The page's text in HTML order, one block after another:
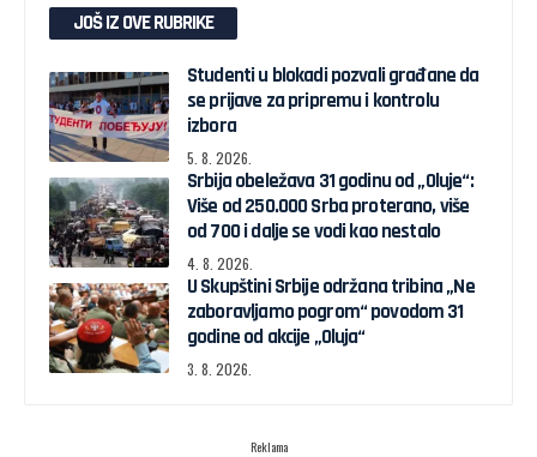
JOŠ IZ OVE RUBRIKE
Studenti u blokadi pozvali građane da
se prijave za pripremu i kontrolu
izbora
5. 8. 2026.
Srbija obeležava 31 godinu od „Oluje“:
Više od 250.000 Srba proterano, više
od 700 i dalje se vodi kao nestalo
4. 8. 2026.
U Skupštini Srbije održana tribina „Ne
zaboravljamo pogrom“ povodom 31
godine od akcije „Oluja“
3. 8. 2026.
Reklama